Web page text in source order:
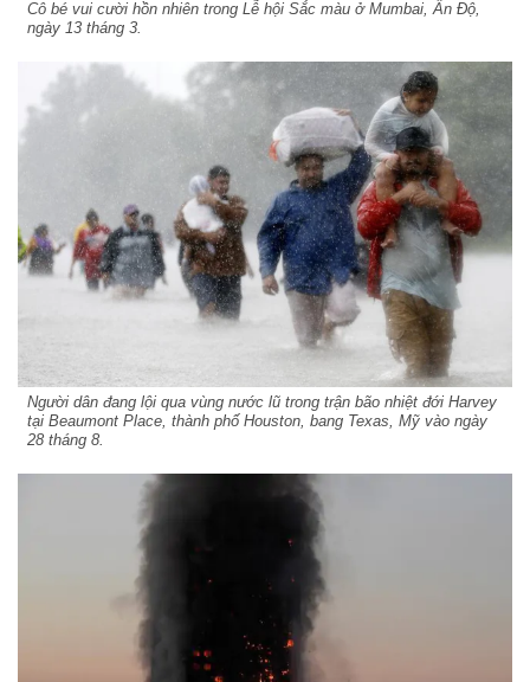
Cô bé vui cười hồn nhiên trong Lễ hội Sắc màu ở Mumbai, Ấn Độ,
ngày 13 tháng 3.
Người dân đang lội qua vùng nước lũ trong trận bão nhiệt đới Harvey
tại Beaumont Place, thành phố Houston, bang Texas, Mỹ vào ngày
28 tháng 8.